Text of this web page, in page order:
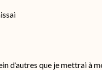
d’autres que je mettrai à